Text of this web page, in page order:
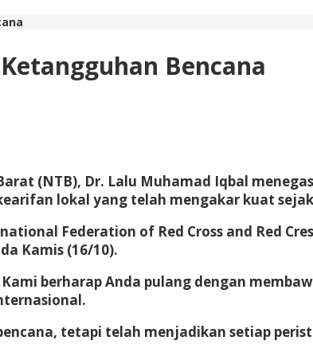
Bencana
(NTB), Dr. Lalu Muhamad Iqbal
lokal yang telah mengakar kuat
Federation of Red Cross and Red
Kamis (16/10).
berharap Anda pulang dengan
tetapi telah menjadikan setiap